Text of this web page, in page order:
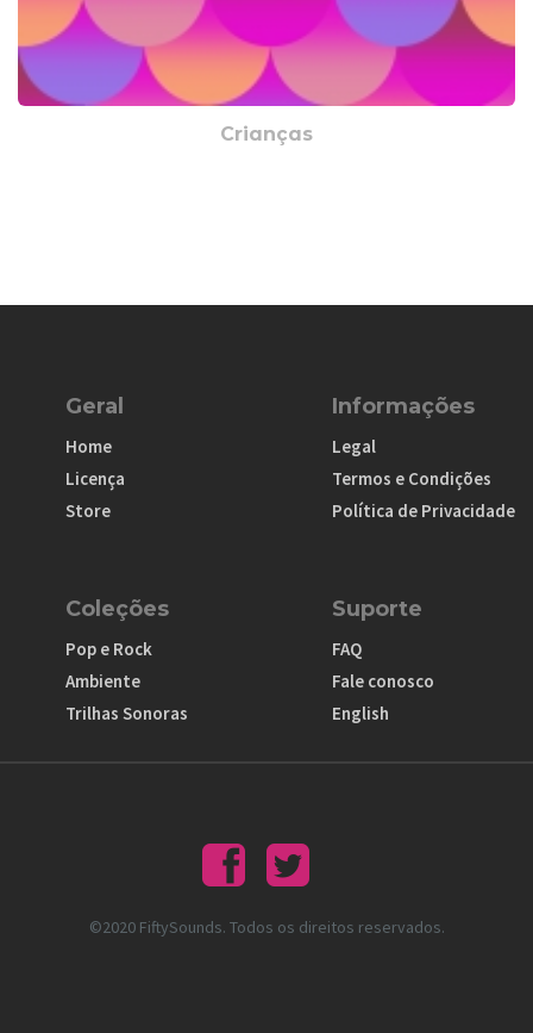
Crianças
Geral
Home
Licença
Store
Informações
Legal
Termos e Condições
Política de Privacidade
Coleções
Pop e Rock
Ambiente
Trilhas Sonoras
Suporte
FAQ
Fale conosco
English
©2020 FiftySounds. Todos os direitos reservados.